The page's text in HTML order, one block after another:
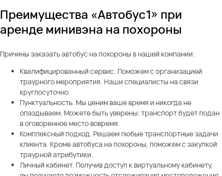
Преимущества «Автобус1» при
аренде минивэна на похороны
Причины заказать автобус на похороны в нашей компании:
Квалифицированный сервис. Поможем с организацией
траурного мероприятия. Наши специалисты на связи
круглосуточно.
Пунктуальность. Мы ценим ваше время и никогда не
опаздываем. Можете быть уверены: транспорт будет подан
в оговоренное место вовремя.
Комплексный подход. Решаем любые транспортные задачи
клиента. Кроме автобуса на похороны, поможем с закупкой
траурной атрибутики.
Личный кабинет. Получив доступ к виртуальному кабинету,